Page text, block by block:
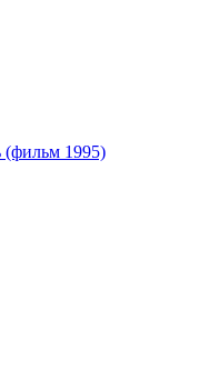
(фильм 1995)